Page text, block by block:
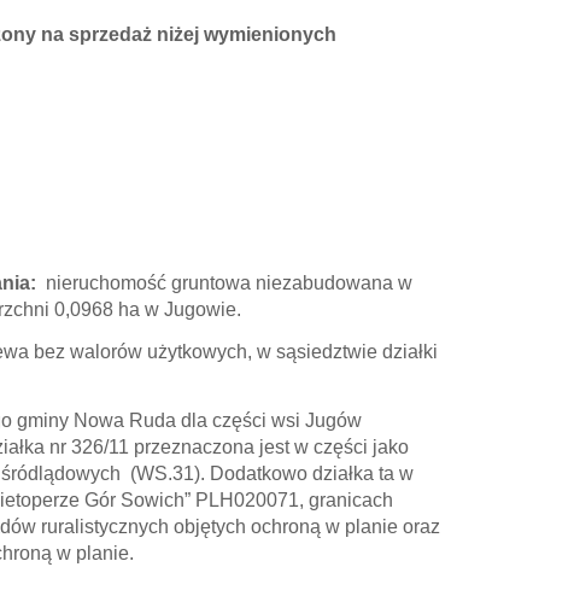
na sprzedaż niżej wymienionych
nieruchomość gruntowa niezabudowana w
0,0968 ha w Jugowie.
bez walorów użytkowych, w sąsiedztwie działki
gminy Nowa Ruda dla części wsi Jugów
nr 326/11 przeznaczona jest w części jako
(WS.31). Dodatkowo działka ta w
Gór Sowich” PLH020071, granicach
ruralistycznych objętych ochroną w planie oraz
w planie.